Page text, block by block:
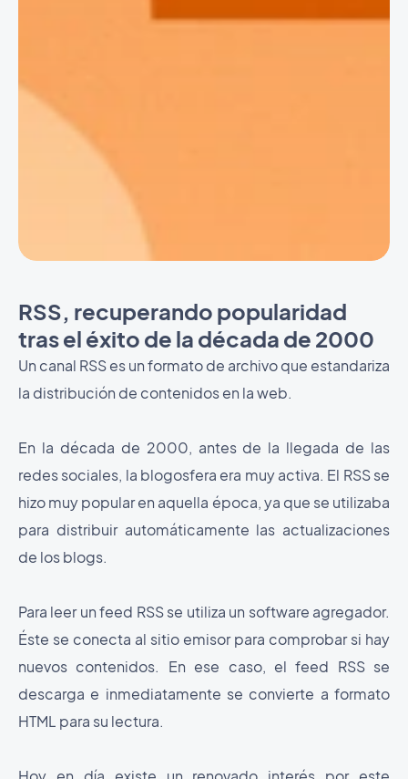
RSS, recuperando popularidad
tras el éxito de la década de 2000
Un canal RSS es un formato de archivo que estandariza
la distribución de contenidos en la web.
En la década de 2000, antes de la llegada de las
redes sociales, la blogosfera era muy activa. El RSS se
hizo muy popular en aquella época, ya que se utilizaba
para distribuir automáticamente las actualizaciones
de los blogs.
Para leer un feed RSS se utiliza un software agregador.
Éste se conecta al sitio emisor para comprobar si hay
nuevos contenidos. En ese caso, el feed RSS se
descarga e inmediatamente se convierte a formato
HTML para su lectura.